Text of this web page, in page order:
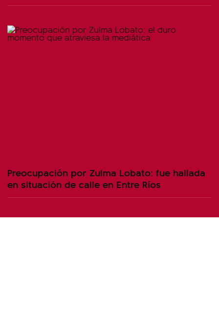
Preocupación por Zulma Lobato: fue hallada
en situación de calle en Entre Ríos